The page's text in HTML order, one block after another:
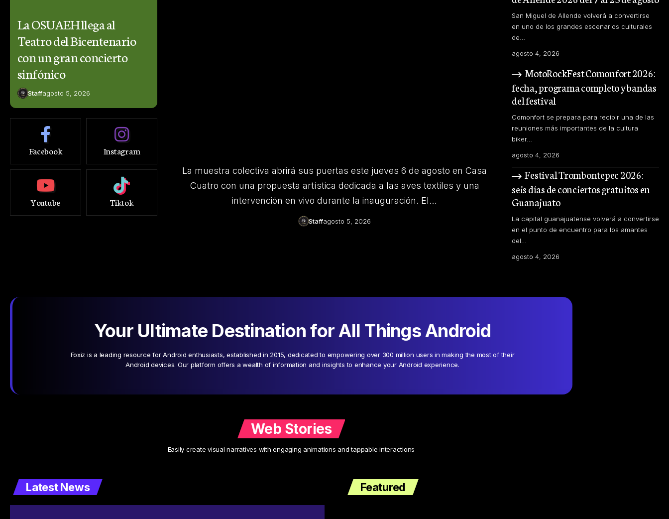
La OSUAEH llega al
Teatro del Bicentenario
con un gran concierto
sinfónico
Staffagosto 5, 2026
Facebook Instagram
Youtube Tiktok
La muestra colectiva abrirá sus puertas este jueves 6 de agosto en Casa
Cuatro con una propuesta artística dedicada a las aves textiles y una
intervención en vivo durante la inauguración. El…
Staffagosto 5, 2026
San Miguel de Allende volverá a convertirse
en uno de los grandes escenarios culturales
de…
agosto 4, 2026
MotoRockFest Comonfort 2026:
fecha, programa completo y bandas
del festival
Comonfort se prepara para recibir una de las
reuniones más importantes de la cultura
biker…
agosto 4, 2026
Festival Trombontepec 2026:
seis días de conciertos gratuitos en
Guanajuato
La capital guanajuatense volverá a convertirse
en el punto de encuentro para los amantes
del…
agosto 4, 2026
Your Ultimate Destination for All Things Android
Foxiz is a leading resource for Android enthusiasts, established in 2015, dedicated to empowering over 300 million users in making the most of their
Android devices. Our platform offers a wealth of information and insights to enhance your Android experience.
Web Stories
Easily create visual narratives with engaging animations and tappable interactions
Latest News Featured